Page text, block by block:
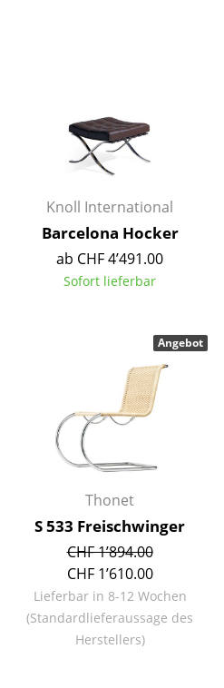
Knoll International
Barcelona Hocker
ab CHF 4’491.00
Sofort lieferbar
Thonet
S 533 Freischwinger
CHF 1’894.00
CHF 1’610.00
Lieferbar in 8-12 Wochen
(Standardlieferaussage des
Herstellers)
Angebot